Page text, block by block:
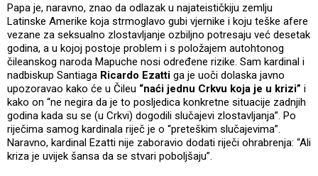
Papa je, naravno, znao da odlazak u najateističkiju zemlju
Latinske Amerike koja strmoglavo gubi vjernike i koju teške afere
vezane za seksualno zlostavljanje ozbiljno potresaju već desetak
godina, a u kojoj postoje problem i s položajem autohtonog
čileanskog naroda Mapuche nosi određene rizike. Sam kardinal i
nadbiskup Santiaga Ricardo Ezatti ga je uoči dolaska javno
upozoravao kako će u Čileu “naći jednu Crkvu koja je u krizi” i
kako on “ne negira da je to posljedica konkretne situacije zadnjih
godina kada su se (u Crkvi) dogodili slučajevi zlostavljanja”. Po
riječima samog kardinala riječ je o “preteškim slučajevima”.
Naravno, kardinal Ezatti nije zaboravio dodati riječi ohrabrenja: “Ali
kriza je uvijek šansa da se stvari poboljšaju”.